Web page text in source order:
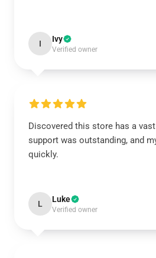
I Ivy
Verified owner
Discovered this store has a
support was outstanding, and
quickly.
L Luke
Verified owner